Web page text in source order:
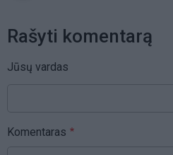
Rašyti komentarą
Jūsų vardas
Komentaras